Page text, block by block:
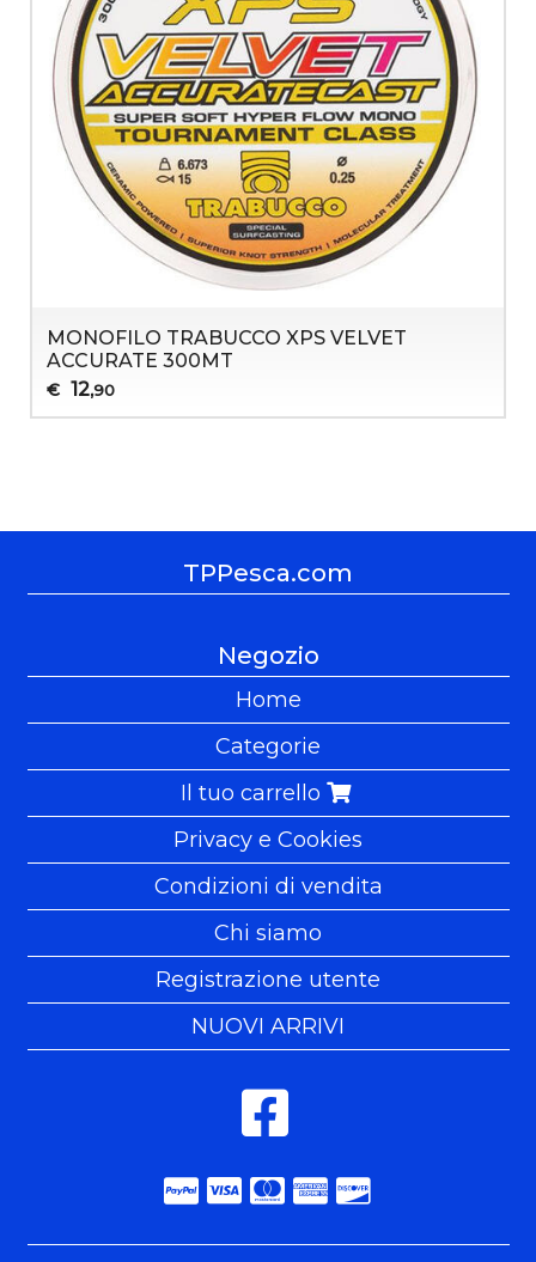
MONOFILO TRABUCCO XPS VELVET
ACCURATE 300MT
€ 12,90
TPPesca.com
Negozio
Home
Categorie
Il tuo carrello
Privacy e Cookies
Condizioni di vendita
Chi siamo
Registrazione utente
NUOVI ARRIVI